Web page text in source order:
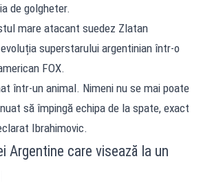
de golgheter.
mare atacant suedez Zlatan
superstarului argentinian într-o
FOX.
într-un animal. Nimeni nu se mai poate
să împingă echipa de la spate, exact
Ibrahimovic.
Argentine care visează la un